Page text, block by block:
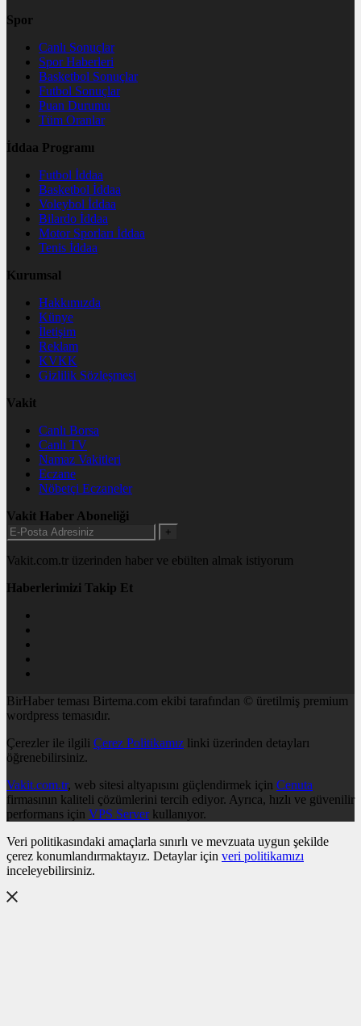
Spor
Canlı Sonuçlar
Spor Haberleri
Basketbol Sonuçlar
Futbol Sonuçlar
Puan Durumu
Tüm Oranlar
İddaa Programı
Futbol İddaa
Basketbol İddaa
Voleybol İddaa
Bilardo İddaa
Motor Sporları İddaa
Tenis İddaa
Kurumsal
Hakkımızda
Künye
İletişim
Reklam
KVKK
Gizlilik Sözleşmesi
Vakit
Canlı Borsa
Canlı TV
Namaz Vakitleri
Eczane
Nöbetçi Eczaneler
Vakit Haber Aboneliği
+
Vakit.com.tr üzerinden haber ve ebülten almak istiyorum
Haberlerimizi Takip Et
BirHaber teması Birtema.com ekibi tarafından © üretilmiş premium
wordpress temasıdır.
Çerezler ile ilgili Çerez Politikamız linki üzerinden detayları
öğrenebilirsiniz.
Vakit.com.tr, web sitesi altyapısını güçlendirmek için Cenuta
firmasının kaliteli çözümlerini tercih ediyor. Ayrıca, hızlı ve güvenilir
performans için VPS Serverkullanıyor.
Veri politikasındaki amaçlarla sınırlı ve mevzuata uygun şekilde
çerez konumlandırmaktayız. Detaylar için veri politikamızı
inceleyebilirsiniz.